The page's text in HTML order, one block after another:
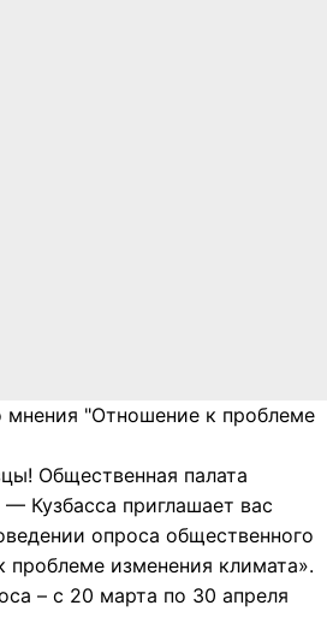
мнения "Отношение к проблеме
Общественная палата
Кузбасса приглашает вас
опроса общественного
изменения климата».
– с 20 марта по 30 апреля